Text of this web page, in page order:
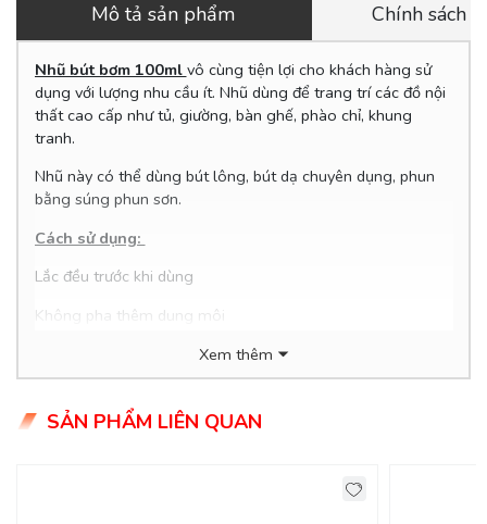
Mô tả sản phẩm Chính sách
Nhũ bút bơm 100ml vô cùng tiện lợi cho khách hàng sử
dụng với lượng nhu cầu ít. Nhũ dùng để trang trí các đồ nội
thất cao cấp như tủ, giường, bàn ghế, phào chỉ, khung
tranh.
Nhũ này có thể dùng bút lông, bút dạ chuyên dụng, phun
bằng súng phun sơn.
Cách sử dụng:
Lắc đều trước khi dùng
Không pha thêm dung môi
Đậy kín sau khi sử dụng còn dư
giấy ăn tẩm xăng thơm để ẩm lau khi nhũ còn ướt.
Xem thêm
SẢN PHẨM LIÊN QUAN